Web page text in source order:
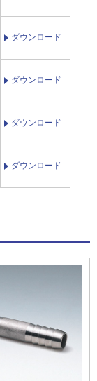
ダウンロード
ダウンロード
ダウンロード
ダウンロード